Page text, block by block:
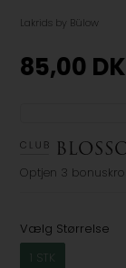
Lakrids by Bülow
85,00
Optjen 3
Vælg Størrelse
1 STK